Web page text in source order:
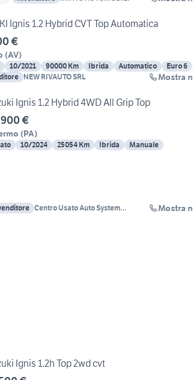
Ignis 1.2 Hybrid CVT Top Automatica
€
(AV)
10/2021 90000 Km Ibrida Automatico
Euro 6
NEW RIVAUTO SRL Mostra
Ignis 1.2 Hybrid 4WD All Grip Top
€
(PA)
10/2024 25054 Km Ibrida Manuale
Centro Usato Auto System
Mostra
Ignis 1.2h Top 2wd cvt